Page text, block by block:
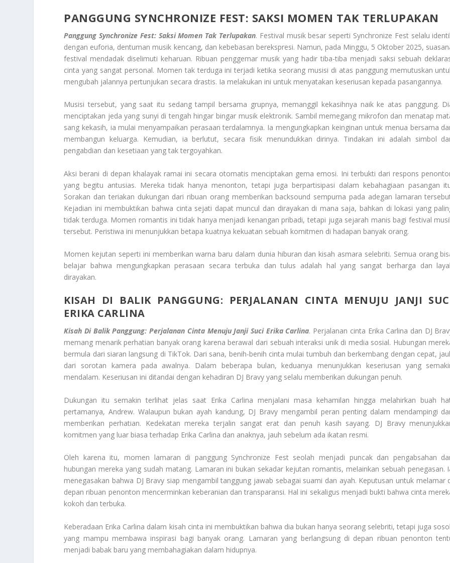
PANGGUNG SYNCHRONIZE FEST: SAKSI MOMEN TAK TERLUPAKAN
Panggung Synchronize Fest: Saksi Momen Tak Terlupakan. Festival musik besar seperti Synchronize Fest selalu
dengan euforia, dentuman musik kencang, dan kebebasan berekspresi. Namun, pada Minggu, 5 Oktober 2025,
festival mendadak diselimuti keharuan. Ribuan penggemar musik yang hadir tiba-tiba menjadi saksi sebuah
cinta yang sangat personal. Momen tak terduga ini terjadi ketika seorang musisi di atas panggung memutuskan
mengubah jalannya pertunjukan secara drastis. Ia melakukan ini untuk menyatakan keseriusan kepada pasangannya.
Musisi tersebut, yang saat itu sedang tampil bersama grupnya, memanggil kekasihnya naik ke atas panggung.
menciptakan jeda yang sunyi di tengah hingar bingar musik elektronik. Sambil memegang mikrofon dan menatap
sang kekasih, ia mulai menyampaikan perasaan terdalamnya. Ia mengungkapkan keinginan untuk menua bersama
membangun keluarga. Kemudian, ia berlutut, secara fisik menundukkan dirinya. Tindakan ini adalah simbol
pengabdian dan kesetiaan yang tak tergoyahkan.
Aksi berani di depan khalayak ramai ini secara otomatis menciptakan gema emosi. Ini terbukti dari respons
yang begitu antusias. Mereka tidak hanya menonton, tetapi juga berpartisipasi dalam kebahagiaan pasangan
Sorakan dan teriakan dukungan dari ribuan orang memberikan backsound sempurna pada adegan lamaran
Kejadian ini membuktikan bahwa cinta sejati dapat muncul dan dirayakan di mana saja, bahkan di lokasi yang
tidak terduga. Momen romantis ini tidak hanya menjadi kenangan pribadi, tetapi juga sejarah manis bagi festival
tersebut. Peristiwa ini menunjukkan betapa kuatnya kekuatan sebuah komitmen di hadapan banyak orang.
Momen kejutan seperti ini memberikan warna baru dalam dunia hiburan dan kisah asmara selebriti. Semua orang
belajar bahwa mengungkapkan perasaan secara terbuka dan tulus adalah hal yang sangat berharga dan
dirayakan.
KISAH DI BALIK PANGGUNG: PERJALANAN CINTA MENUJU JANJI
ERIKA CARLINA
Kisah Di Balik Panggung: Perjalanan Cinta Menuju Janji Suci Erika Carlina. Perjalanan cinta Erika Carlina dan DJ
memang menarik perhatian banyak orang karena berawal dari sebuah interaksi unik di media sosial. Hubungan
bermula dari siaran langsung di TikTok. Dari sana, benih-benih cinta mulai tumbuh dan berkembang dengan cepat,
dari sorotan kamera pada awalnya. Dalam beberapa bulan, keduanya menunjukkan keseriusan yang
mendalam. Keseriusan ini ditandai dengan kehadiran DJ Bravy yang selalu memberikan dukungan penuh.
Dukungan itu semakin terlihat jelas saat Erika Carlina menjalani masa kehamilan hingga melahirkan buah
pertamanya, Andrew. Walaupun bukan ayah kandung, DJ Bravy mengambil peran penting dalam mendampingi
memberikan perhatian. Kedekatan mereka terjalin sangat erat dan penuh kasih sayang. DJ Bravy
komitmen yang luar biasa terhadap Erika Carlina dan anaknya, jauh sebelum ada ikatan resmi.
Oleh karena itu, momen lamaran di panggung Synchronize Fest seolah menjadi puncak dan pengabsahan
hubungan mereka yang sudah matang. Lamaran ini bukan sekadar kejutan romantis, melainkan sebuah penegasan.
menegasakan bahwa DJ Bravy siap mengambil tanggung jawab sebagai suami dan ayah. Keputusan untuk melamar
depan ribuan penonton mencerminkan keberanian dan transparansi. Hal ini sekaligus menjadi bukti bahwa cinta
kokoh dan terbuka.
Keberadaan Erika Carlina dalam kisah cinta ini membuktikan bahwa dia bukan hanya seorang selebriti, tetapi juga
yang mampu membawa inspirasi bagi banyak orang. Lamaran yang berlangsung di depan ribuan penonton
menjadi babak baru yang membahagiakan dalam hidupnya.